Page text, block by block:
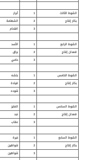
الشوط الثالث 1 أبرار
بكار إنتاج
2 الشهامة
3
اقتحام
الشوط الرابع 1 الأسد
قعدان إنتاج
2 براق
3
حامي
الشوط الخامس 1 بلشه
بكار إنتاج
2 قيادة
3
شوده
الشوط السادس 1 الفايز
قعدان إنتاج
2 نجد
3
عقاب
الشوط السابع 1 خيرة
بكار إنتاج
2 شواهين
3
شواهين